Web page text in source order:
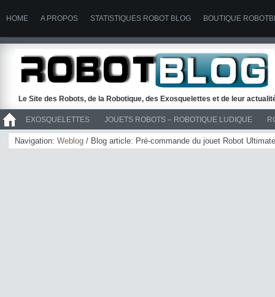
HOME A PROPOS STATISTIQUES ROBOT BLOG BOUTIQUE
Le Site des Robots, de la Robotique, des Exosquelettes et de leur
EXOSQUELETTES JOUETS ROBOTS – ROBOTIQUE LUDIQUE
>> ROBOTS
Navigation: Weblog / Blog article: Pré-commande du jouet Robot